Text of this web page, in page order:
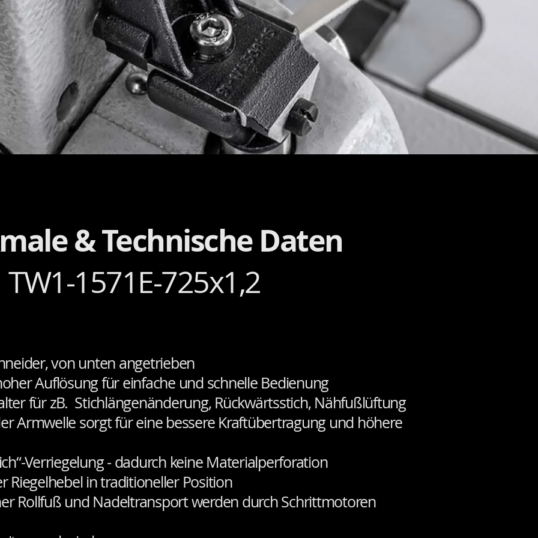
& Technische Daten
TW1-1571E-725x1,2
von unten angetrieben
Auflösung für einfache und schnelle Bedienung
für zB. Stichlängenänderung, Rückwärtsstich, Nähfußlüftung
Armwelle sorgt für eine bessere Kraftübertragung und höhere
Verriegelung - dadurch keine Materialperforation
Riegelhebel in traditioneller Position
Rollfuß und Nadeltransport werden durch Schrittmotoren